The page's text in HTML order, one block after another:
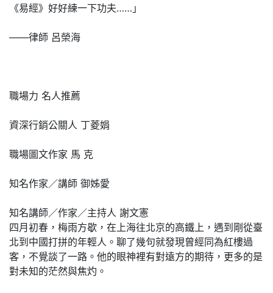
《易經》好好練一下功夫……」
——律師 呂榮海
職場力 名人推薦
資深行銷公關人 丁菱娟
職場圖文作家 馬 克
知名作家／講師 御姊愛
知名講師／作家／主持人 謝文憲
四月初春，梅雨方歇，在上海往北京的高鐵上，遇到剛從臺
北到中國打拼的年輕人。聊了幾句就發現曾經同為紅樓過
客，不覺談了一路。他的眼神裡有對遠方的期待，更多的是
對未知的茫然與焦灼。